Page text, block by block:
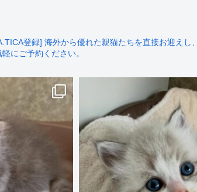
登録] 海外から優れた親猫たちを直接お迎えし
にご予約ください。